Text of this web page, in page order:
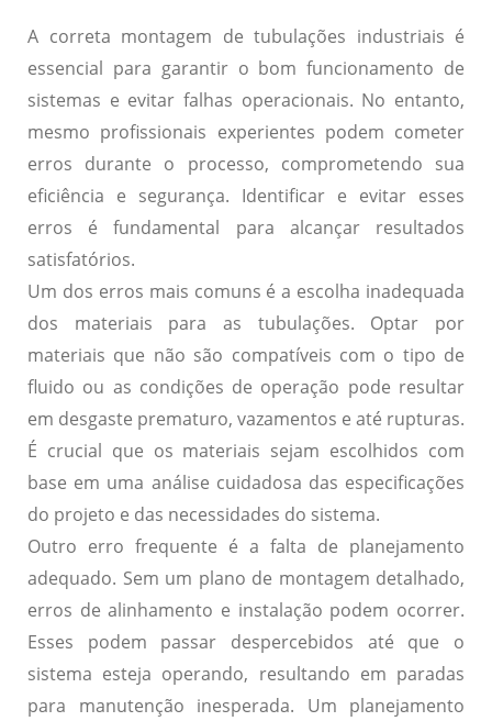
A correta montagem de tubulações industriais é
essencial para garantir o bom funcionamento de
sistemas e evitar falhas operacionais. No entanto,
mesmo profissionais experientes podem cometer
erros durante o processo, comprometendo sua
eficiência e segurança. Identificar e evitar esses
erros é fundamental para alcançar resultados
satisfatórios.
Um dos erros mais comuns é a escolha inadequada
dos materiais para as tubulações. Optar por
materiais que não são compatíveis com o tipo de
fluido ou as condições de operação pode resultar
em desgaste prematuro, vazamentos e até rupturas.
É crucial que os materiais sejam escolhidos com
base em uma análise cuidadosa das especificações
do projeto e das necessidades do sistema.
Outro erro frequente é a falta de planejamento
adequado. Sem um plano de montagem detalhado,
erros de alinhamento e instalação podem ocorrer.
Esses podem passar despercebidos até que o
sistema esteja operando, resultando em paradas
para manutenção inesperada. Um planejamento